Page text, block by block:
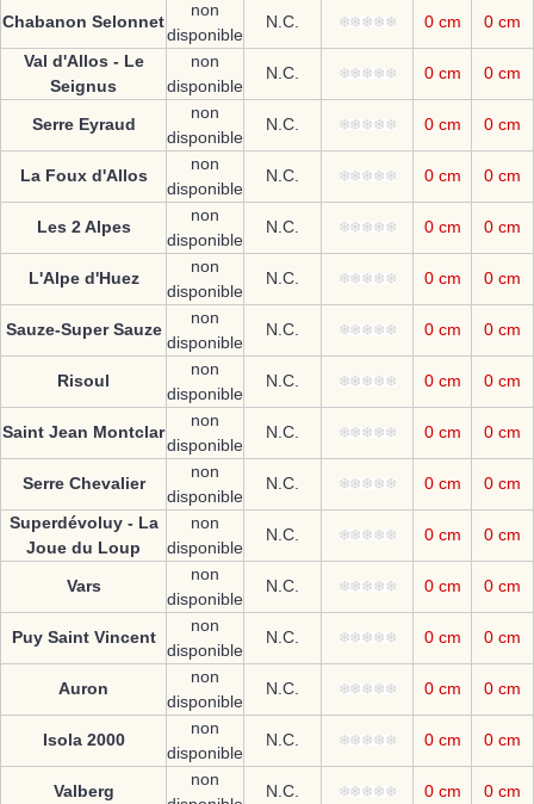
Chabanon Selonnet
non
disponible
N.C. 0 cm 0 cm
Val d'Allos - Le
Seignus
non
disponible
N.C. 0 cm 0 cm
Serre Eyraud
non
disponible
N.C. 0 cm 0 cm
La Foux d'Allos
non
disponible
N.C. 0 cm 0 cm
Les 2 Alpes
non
disponible
N.C. 0 cm 0 cm
L'Alpe d'Huez
non
disponible
N.C. 0 cm 0 cm
Sauze-Super Sauze
non
disponible
N.C. 0 cm 0 cm
Risoul
non
disponible
N.C. 0 cm 0 cm
Saint Jean Montclar
non
disponible
N.C. 0 cm 0 cm
Serre Chevalier
non
disponible
N.C. 0 cm 0 cm
Superdévoluy - La
Joue du Loup
non
disponible
N.C. 0 cm 0 cm
Vars
non
disponible
N.C. 0 cm 0 cm
Puy Saint Vincent
non
disponible
N.C. 0 cm 0 cm
Auron
non
disponible
N.C. 0 cm 0 cm
Isola 2000
non
disponible
N.C. 0 cm 0 cm
Valberg
non
N.C. 0 cm 0 cm